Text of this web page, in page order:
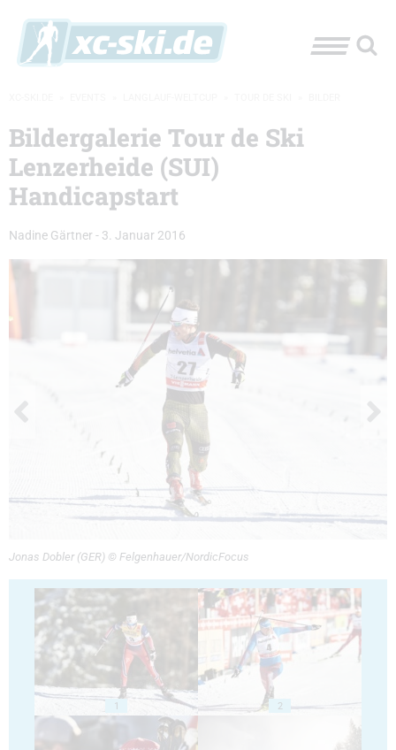
Bildergalerie Tour de Ski
Lenzerheide (SUI)
Handicapstart
Nadine Gärtner - 3. Januar 2016
Jonas Dobler (GER) © Felgenhauer/NordicFocus
1 2